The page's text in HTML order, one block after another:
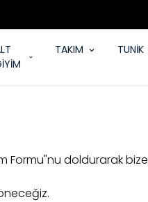
TAKIM TUNİK
Formu"nu doldurarak bize